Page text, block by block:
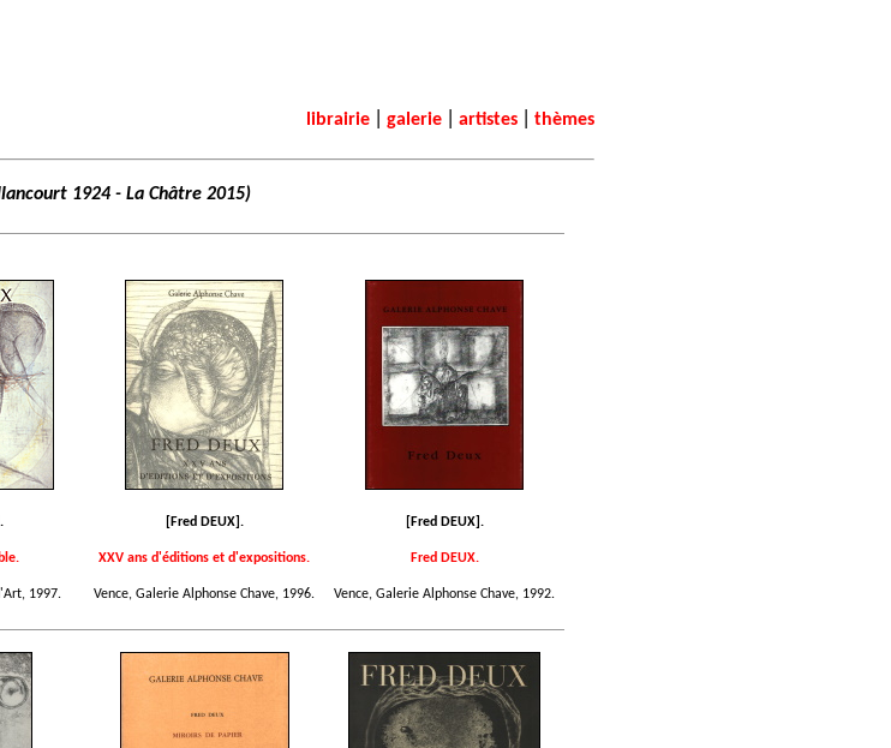
librairie galerie artistes thèmes
1924 - La Châtre 2015)
1997.
[Fred DEUX].
XXV ans d'éditions et d'expositions.
Vence, Galerie Alphonse Chave, 1996.
[Fred DEUX].
Fred DEUX.
Vence, Galerie Alphonse Chave, 1992.